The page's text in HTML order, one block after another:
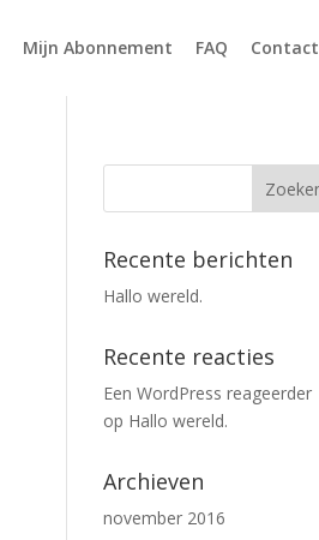
Mijn Abonnement FAQ Contact
Recente berichten
Hallo wereld.
Recente reacties
Een WordPress reageerder
op Hallo wereld.
Archieven
november 2016